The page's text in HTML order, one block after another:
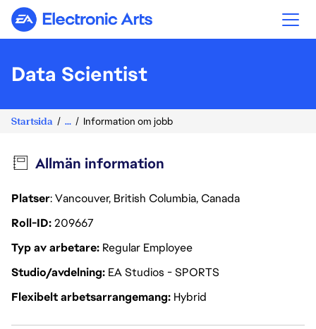
Electronic Arts
Data Scientist
Startsida ... Information om jobb
Allmän information
Platser: Vancouver, British Columbia, Canada
Roll-ID209667
Typ av arbetare Regular Employee
Studio/avdelning EA Studios - SPORTS
Flexibelt arbetsarrangemang Hybrid